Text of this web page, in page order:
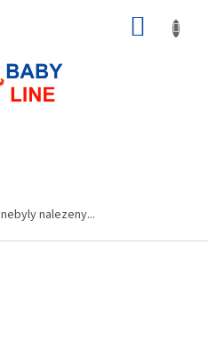
nebyly nalezeny...